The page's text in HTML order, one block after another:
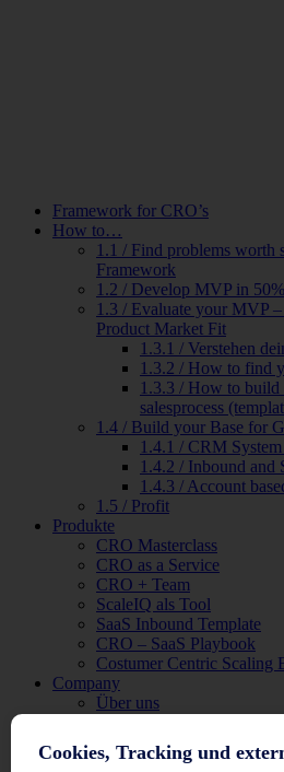
Framework for CRO’s
How to…
1.1 / Find problems worth
Framework
1.2 / Develop MVP in
1.3 / Evaluate your MVP
Product Market Fit
1.3.1 / Verstehen
1.3.2 / How to find
1.3.3 / How to build
salesprocess
1.4 / Build your Base for
1.4.1 / CRM
1.4.2 / Inbound and
1.4.3 / Account
1.5 / Profit
Produkte
CRO Masterclass
CRO as a Service
CRO + Team
ScaleIQ als Tool
SaaS Inbound Template
CRO – SaaS Playbook
Costumer Centric Scaling
Company
Über uns
Feedback
#delete#
Cookies, Tracking und